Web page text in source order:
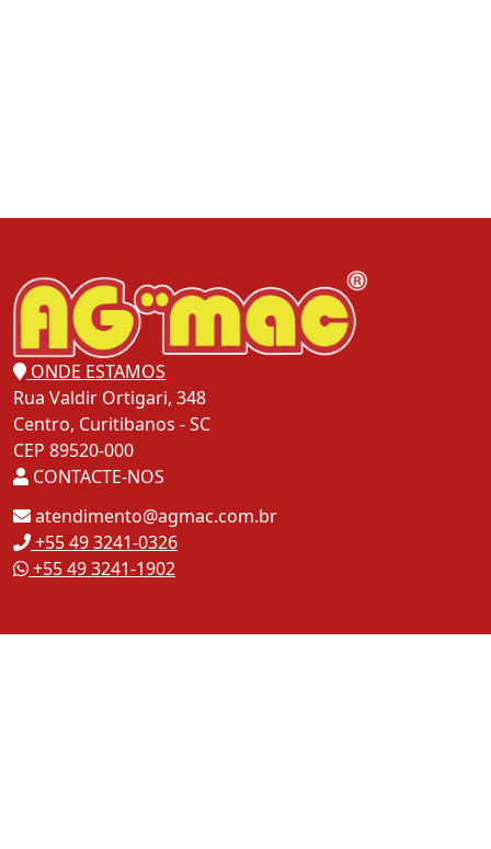
ONDE ESTAMOS
Rua Valdir Ortigari, 348
Centro, Curitibanos - SC
CEP 89520-000
CONTACTE-NOS
atendimento@agmac.com.br
+55 49 3241-0326
+55 49 3241-1902